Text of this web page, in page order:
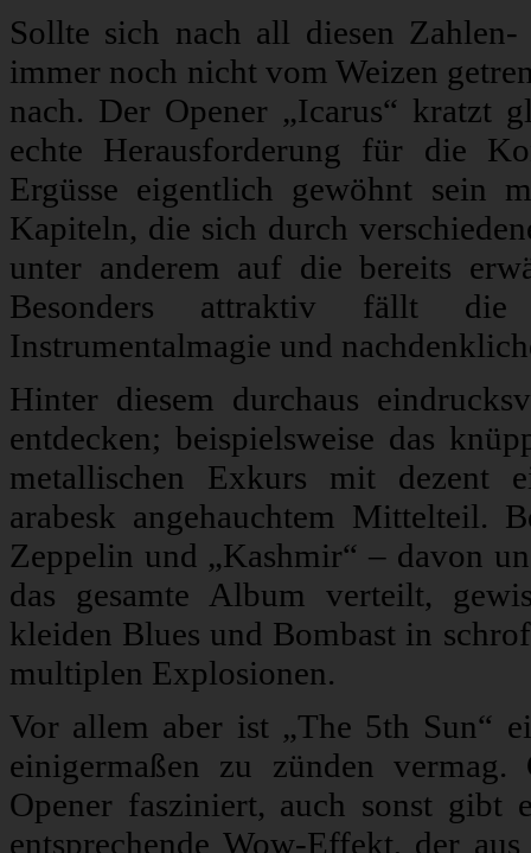
Sollte sich nach all diesen
immer noch nicht vom Weizen
nach. Der Opener „Icarus“ kratzt
echte Herausforderung für die
Ergüsse eigentlich gewöhnt sein
Kapiteln, die sich durch
unter anderem auf die bereits
Besonders attraktiv fällt die
Instrumentalmagie und
Hinter diesem durchaus
entdecken; beispielsweise das
metallischen Exkurs mit dezent
arabesk angehauchtem Mittelteil.
Zeppelin und „Kashmir“ – davon
das gesamte Album verteilt,
kleiden Blues und Bombast in
multiplen Explosionen.
Vor allem aber ist „The 5th Sun“
einigermaßen zu zünden vermag.
Opener fasziniert, auch sonst gibt
entsprechende Wow-Effekt, der